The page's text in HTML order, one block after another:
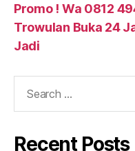
Promo ! Wa 0812
Trowulan Buka 24
Jadi
Recent Posts